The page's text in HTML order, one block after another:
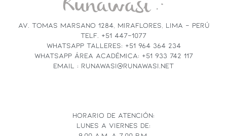
BLANK.AV. TOMAS MARSANO 1284, MIRAFLORES, LIMA - PERÚ
TELF. +51 447-1077
WHATSAPP TALLERES: +51 964 364 234
WHATSAPP ÁREA ACADÉMICA: +51 933 742 117
EMAIL : RUNAWASI@RUNAWASI.NET
HORARIO DE ATENCIÓN:
LUNES A VIERNES DE: